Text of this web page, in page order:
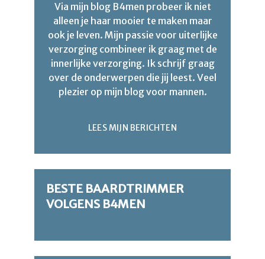
Via mijn blog B4men probeer ik niet
alleen je haar mooier te maken maar
ook je leven. Mijn passie voor uiterlijke
verzorging combineer ik graag met de
innerlijke verzorging. Ik schrijf graag
over de onderwerpen die jij leest. Veel
plezier op mijn blog voor mannen.
LEES MIJN BERICHTEN
BESTE BAARDTRIMMER
VOLGENS B4MEN